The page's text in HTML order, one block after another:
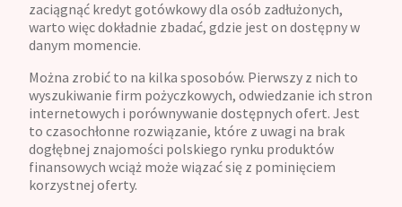
zaciągnąć kredyt gotówkowy dla osób zadłużonych,
warto więc dokładnie zbadać, gdzie jest on dostępny w
danym momencie.
Można zrobić to na kilka sposobów. Pierwszy z nich to
wyszukiwanie firm pożyczkowych, odwiedzanie ich stron
internetowych i porównywanie dostępnych ofert. Jest
to czasochłonne rozwiązanie, które z uwagi na brak
dogłębnej znajomości polskiego rynku produktów
finansowych wciąż może wiązać się z pominięciem
korzystnej oferty.